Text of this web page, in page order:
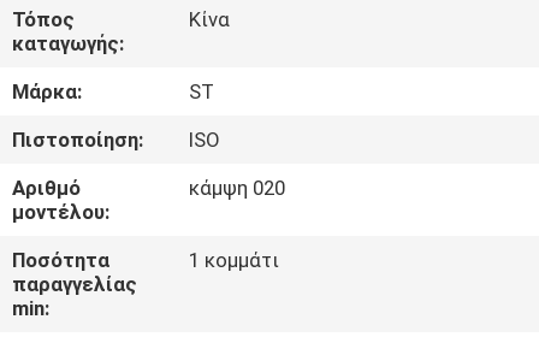
ΕΜΦΆΝΙΣΗ
VR
ΣΧΕΤΙΚΆ
ΜΕ
ΕΜΆΣ
Τόπος
καταγωγής:
Κίνα
Μάρκα:
ST
Πιστοποίηση:
ISO
Αριθμό
μοντέλου:
κάμψη 020
Ποσότητα
παραγγελίας
min:
1 κομμάτι